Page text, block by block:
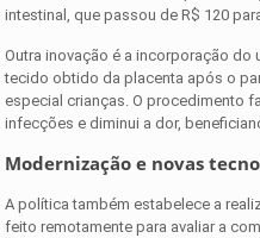
intestinal, que passou de R$ 120
Outra inovação é a incorporação do
tecido obtido da placenta após o
especial crianças. O procedimento
infecções e diminui a dor,
Modernização e novas
A política também estabelece a
feito remotamente para avaliar a